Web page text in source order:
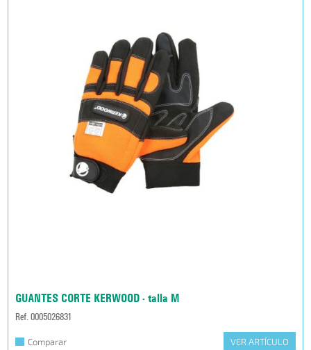
GUANTES CORTE KERWOOD - talla M
Ref. 0005026831
Comparar VER ARTÍCULO